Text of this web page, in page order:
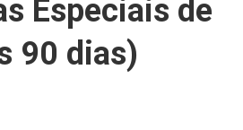
Especiais de
90 dias)